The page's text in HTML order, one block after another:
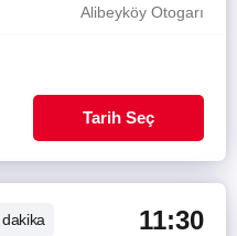
Alibeyköy Otogarı
Tarih Seç
dakika 11:30